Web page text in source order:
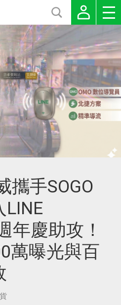
攜手SOGO
年慶助攻！
萬曝光與百